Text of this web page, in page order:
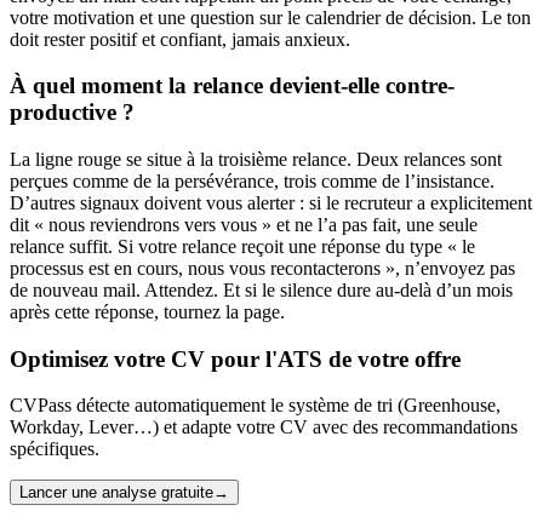
votre motivation et une question sur le calendrier de décision. Le ton
doit rester positif et confiant, jamais anxieux.
À quel moment la relance devient-elle contre-
productive ?
La ligne rouge se situe à la troisième relance. Deux relances sont
perçues comme de la persévérance, trois comme de l’insistance.
D’autres signaux doivent vous alerter : si le recruteur a explicitement
dit « nous reviendrons vers vous » et ne l’a pas fait, une seule
relance suffit. Si votre relance reçoit une réponse du type « le
processus est en cours, nous vous recontacterons », n’envoyez pas
de nouveau mail. Attendez. Et si le silence dure au-delà d’un mois
après cette réponse, tournez la page.
Optimisez votre CV pour l'ATS de votre offre
CVPass détecte automatiquement le système de tri (Greenhouse,
Workday, Lever…) et adapte votre CV avec des recommandations
spécifiques.
Lancer une analyse gratuite→